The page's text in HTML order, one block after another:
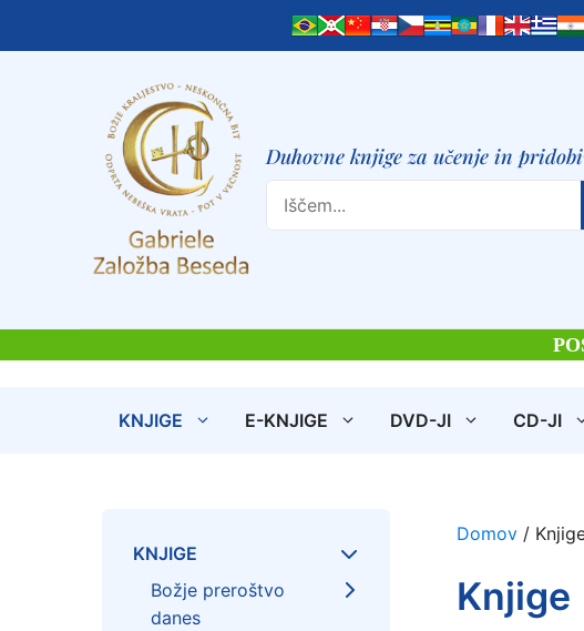
Duhovne knjige za učenje in
Search
KNJIGE E-KNJIGE DVD-JI CD-JI
Domov /
Knjige
KNJIGE
Božje preroštvo
danes